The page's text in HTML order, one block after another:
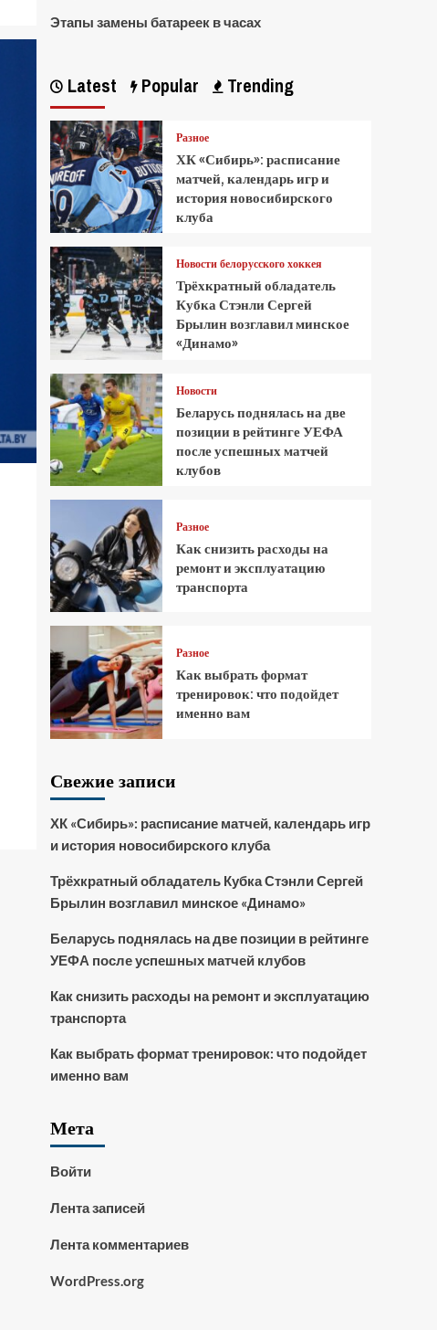
Этапы замены батареек в часах
Latest Popular Trending
Разное
ХК «Сибирь»: расписание
матчей, календарь игр и
история новосибирского
клуба
Новости белорусского хоккея
Трёхкратный обладатель
Кубка Стэнли Сергей
Брылин возглавил минское
«Динамо»
Новости
Беларусь поднялась на две
позиции в рейтинге УЕФА
после успешных матчей
клубов
Разное
Как снизить расходы на
ремонт и эксплуатацию
транспорта
Разное
Как выбрать формат
тренировок: что подойдет
именно вам
Свежие записи
ХК «Сибирь»: расписание матчей, календарь игр
и история новосибирского клуба
Трёхкратный обладатель Кубка Стэнли Сергей
Брылин возглавил минское «Динамо»
Беларусь поднялась на две позиции в рейтинге
УЕФА после успешных матчей клубов
Как снизить расходы на ремонт и эксплуатацию
транспорта
Как выбрать формат тренировок: что подойдет
именно вам
Мета
Войти
Лента записей
Лента комментариев
WordPress.org